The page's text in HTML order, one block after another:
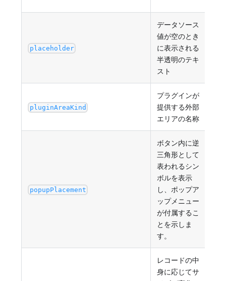
placeholder
データソース
値が空のとき
に表示される
半透明のテキ
スト
pluginAreaKind
プラグインが
提供する外部
エリアの名称
popupPlacement
ボタン内に逆
三角形として
表われるシン
ボルを表示
し、ポップア
ップメニュー
が付属するこ
とを示しま
す。
レコードの中
身に応じてサ